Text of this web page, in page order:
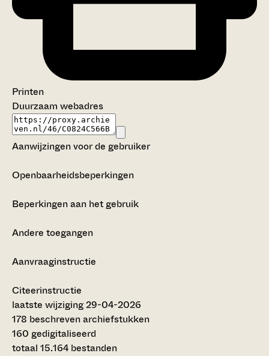
Printen
Duurzaam webadres
Aanwijzingen voor de gebruiker
Openbaarheidsbeperkingen
Beperkingen aan het gebruik
Andere toegangen
Aanvraaginstructie
Citeerinstructie
laatste wijziging 29-04-2026
178 beschreven archiefstukken
160 gedigitaliseerd
totaal 15.164 bestanden